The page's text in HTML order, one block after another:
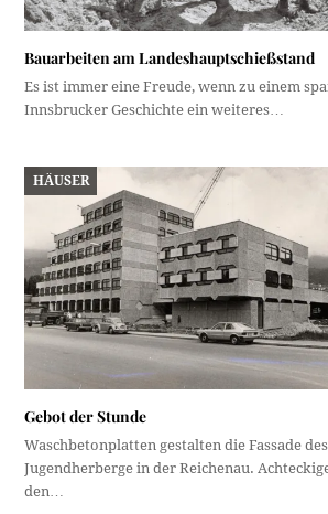
Bauarbeiten am Landeshauptschießstand
Es ist immer eine Freude, wenn zu einem
Innsbrucker Geschichte ein weiteres…
HÄUSER
Gebot der Stunde
Waschbetonplatten gestalten die Fassade
Jugendherberge in der Reichenau.
den…